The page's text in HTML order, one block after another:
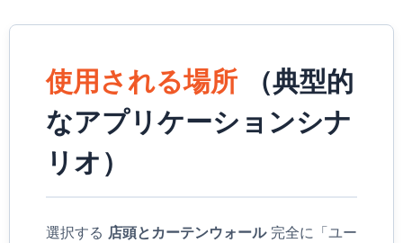
使用される場所 （典型的
なアプリケーションシナ
リオ）
選択する 店頭とカーテンウォール完全に「ユー